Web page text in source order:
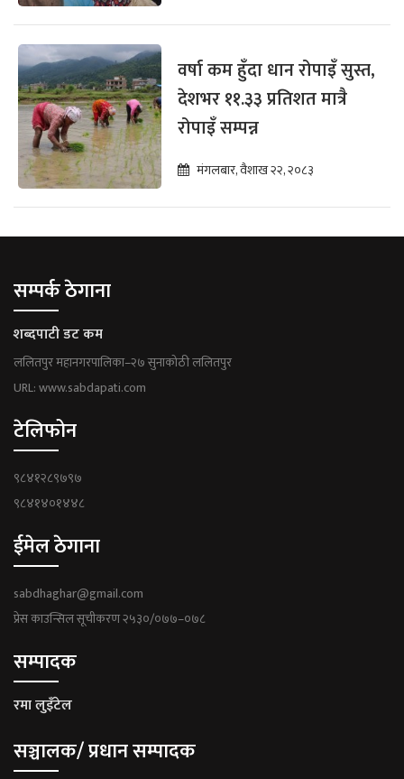
वर्षा कम हुँदा धान रोपाइँ सुस्त,
देशभर ११.३३ प्रतिशत मात्रै
रोपाइँ सम्पन्न
मंगलबार, वैशाख २२, २०८३
सम्पर्क ठेगाना
शब्दपाटी डट कम
ललितपुर महानगरपालिका–२७ सुनाकोठी ललितपुर
URL: www.sabdapati.com
टेलिफोन
९८४१२८९७९७
९८४१४०१४४८
ईमेल ठेगाना
sabdhaghar@gmail.com
प्रेस काउन्सिल सूचीकरण २५३०/०७७–०७८
सम्पादक
रमा लुइँटेल
सञ्चालक/ प्रधान सम्पादक